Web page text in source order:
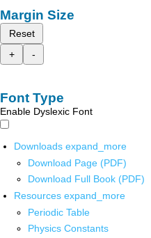
Margin Size
Reset
+
-
Font Type
Enable Dyslexic Font
Downloads expand_more
Download Page (PDF)
Download Full Book (PDF)
Resources expand_more
Periodic Table
Physics Constants